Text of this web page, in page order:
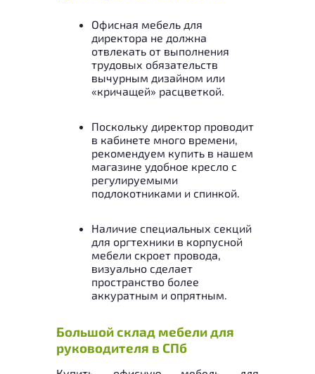
Офисная мебель для
директора не должна
отвлекать от выполнения
трудовых обязательств
вычурным дизайном или
«кричащей» расцветкой.
Поскольку директор проводит
в кабинете много времени,
рекомендуем купить в нашем
магазине удобное кресло с
регулируемыми
подлокотниками и спинкой.
Наличие специальных секций
для оргтехники в корпусной
мебели скроет провода,
визуально сделает
пространство более
аккуратным и опрятным.
Большой склад мебели для
руководителя в СПб